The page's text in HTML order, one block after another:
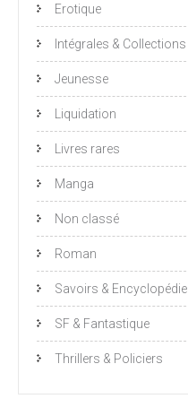
Erotique
Intégrales & Collections
Jeunesse
Liquidation
Livres rares
Manga
Non classé
Roman
Savoirs & Encyclopédie
SF & Fantastique
Thrillers & Policiers